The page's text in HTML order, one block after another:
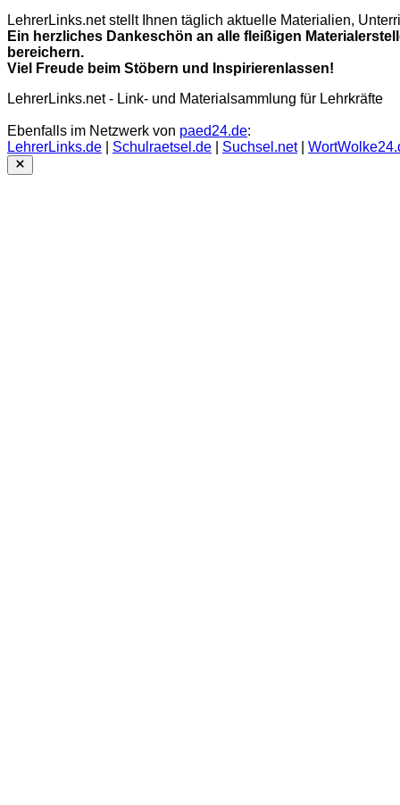
LehrerLinks.net stellt Ihnen täglich aktuelle Materialien,
Ein herzliches Dankeschön an alle fleißigen
bereichern.
Viel Freude beim Stöbern und Inspirierenlassen!
LehrerLinks.net - Link- und Materialsammlung für Lehrkräfte
Ebenfalls im Netzwerk von paed24.de:
LehrerLinks.de
Schulraetsel.de Suchsel.net|
Close